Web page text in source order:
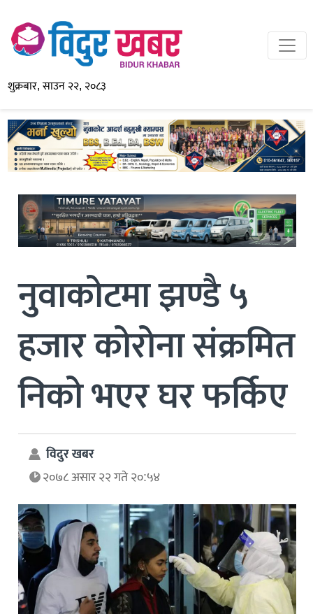
शुक्रबार, साउन २२, २०८३
नुवाकोटमा झण्डै ५
हजार कोरोना संक्रमित
निको भएर घर फर्किए
विदुर खबर
२०७८ असार २२ गते २०:५४